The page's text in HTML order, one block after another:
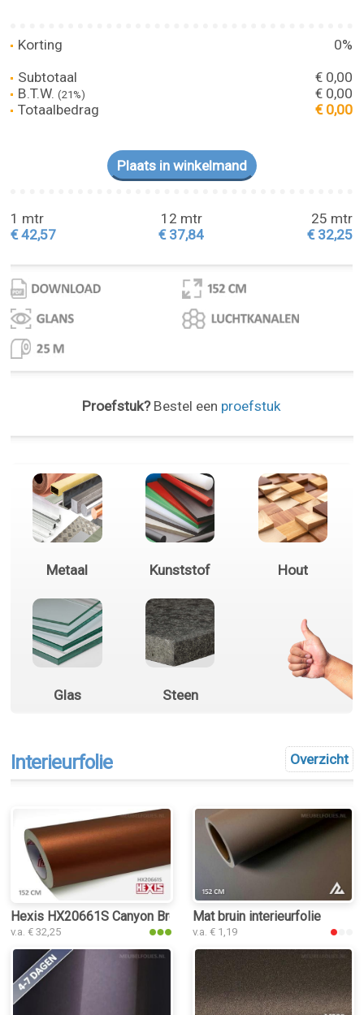
Korting
0%
Subtotaal
€ 0,00
B.T.W.(21%)
€ 0,00
Totaalbedrag
€ 0,00
1 mtr
€ 42,57
12 mtr
€ 37,84
25 mtr
€ 32,25
Proefstuk?Bestel een proefstuk
Metaal Kunststof Hout
Glas Steen
Overzicht
Interieurfolie
Hexis HX20661S Canyon Bronze Metal Satin interieurfolie
v.a. € 32,25
Mat bruin interieurfolie
v.a. € 1,19